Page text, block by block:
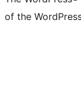
of the